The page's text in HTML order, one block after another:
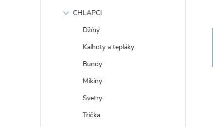
CHLAPCI
Džíny
Kalhoty a tepláky
Bundy
Mikiny
Svetry
Trička